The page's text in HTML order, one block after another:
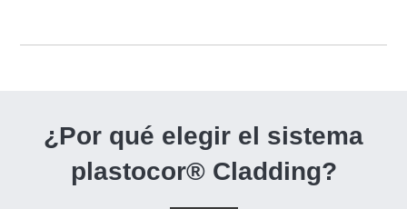
¿Por qué elegir el sistema
plastocor® Cladding?